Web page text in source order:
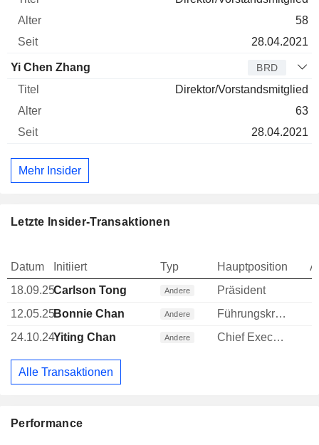
Performance
58
28.04.2021
Yi Chen Zhang BRD
Direktor/Vorstandsmitglied
63
28.04.2021
Mehr Insider
Letzte Insider-Transaktionen
Datum Initiiert Typ Hauptposition
18.09.25Carlson Tong Andere Präsident
12.05.25Bonnie Chan Andere Führungskraft / leitender Angestellter
24.10.24Yiting Chan Andere Chief Executive Officer (CEO)
Alle Transaktionen